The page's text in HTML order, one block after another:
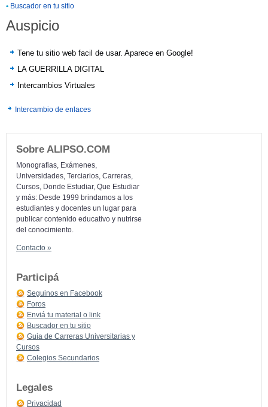
• Buscador en tu sitio
Auspicio
Tene tu sitio web facil de usar. Aparece en Google!
LA GUERRILLA DIGITAL
Intercambios Virtuales
Intercambio de enlaces
Sobre ALIPSO.COM
Monografias, Exámenes,
Universidades, Terciarios, Carreras,
Cursos, Donde Estudiar, Que Estudiar
y más: Desde 1999 brindamos a los
estudiantes y docentes un lugar para
publicar contenido educativo y nutrirse
del conocimiento.
Contacto »
Participá
Seguinos en Facebook
Foros
Enviá tu material o link
Buscador en tu sitio
Guia de Carreras Universitarias y
Cursos
Colegios Secundarios
Legales
Privacidad